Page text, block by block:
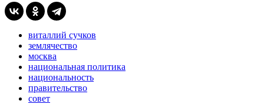
виталлий сучков
землячество
москва
национальная политика
национальность
правительство
совет